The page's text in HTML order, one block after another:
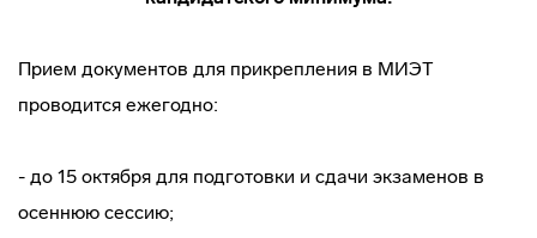
Прием документов для прикрепления в МИЭТ
проводится ежегодно:
- до 15 октября для подготовки и сдачи экзаменов в
осеннюю сессию;